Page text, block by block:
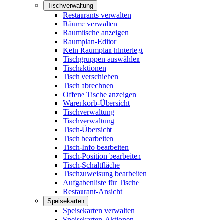
Tischverwaltung
Restaurants verwalten
Räume verwalten
Raumtische anzeigen
Raumplan-Editor
Kein Raumplan hinterlegt
Tischgruppen auswählen
Tischaktionen
Tisch verschieben
Tisch abrechnen
Offene Tische anzeigen
Warenkorb-Übersicht
Tischverwaltung
Tischverwaltung
Tisch-Übersicht
Tisch bearbeiten
Tisch-Info bearbeiten
Tisch-Position bearbeiten
Tisch-Schaltfläche
Tischzuweisung bearbeiten
Aufgabenliste für Tische
Restaurant-Ansicht
Speisekarten
Speisekarten verwalten